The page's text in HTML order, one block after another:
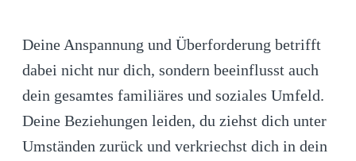
Deine Anspannung und Überforderung betrifft
dabei nicht nur dich, sondern beeinflusst auch
dein gesamtes familiäres und soziales Umfeld.
Deine Beziehungen leiden, du ziehst dich unter
Umständen zurück und verkriechst dich in dein